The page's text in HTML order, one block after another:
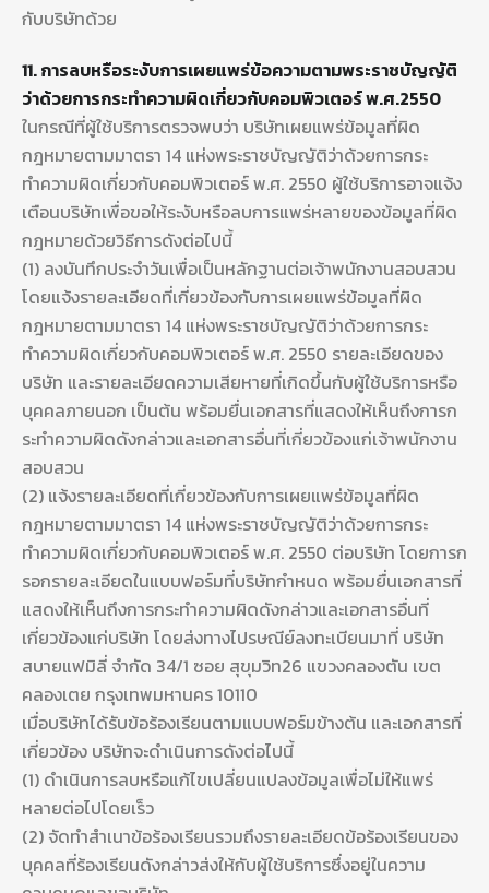
กับบริษัทด้วย
11. การลบหรือระงับการเผยแพร่ข้อความตามพระราชบัญญัติ
ว่าด้วยการกระทำความผิดเกี่ยวกับคอมพิวเตอร์ พ.ศ.2550
ในกรณีที่ผู้ใช้บริการตรวจพบว่า บริษัทเผยแพร่ข้อมูลที่ผิด
กฎหมายตามมาตรา 14 แห่งพระราชบัญญัติว่าด้วยการกระ
ทำความผิดเกี่ยวกับคอมพิวเตอร์ พ.ศ. 2550 ผู้ใช้บริการอาจแจ้ง
เตือนบริษัทเพื่อขอให้ระงับหรือลบการแพร่หลายของข้อมูลที่ผิด
กฎหมายด้วยวิธีการดังต่อไปนี้
(1) ลงบันทึกประจำวันเพื่อเป็นหลักฐานต่อเจ้าพนักงานสอบสวน
โดยแจ้งรายละเอียดที่เกี่ยวข้องกับการเผยแพร่ข้อมูลที่ผิด
กฎหมายตามมาตรา 14 แห่งพระราชบัญญัติว่าด้วยการกระ
ทำความผิดเกี่ยวกับคอมพิวเตอร์ พ.ศ. 2550 รายละเอียดของ
บริษัท และรายละเอียดความเสียหายที่เกิดขึ้นกับผู้ใช้บริการหรือ
บุคคลภายนอก เป็นต้น พร้อมยื่นเอกสารที่แสดงให้เห็นถึงการก
ระทำความผิดดังกล่าวและเอกสารอื่นที่เกี่ยวข้องแก่เจ้าพนักงาน
สอบสวน
(2) แจ้งรายละเอียดที่เกี่ยวข้องกับการเผยแพร่ข้อมูลที่ผิด
กฎหมายตามมาตรา 14 แห่งพระราชบัญญัติว่าด้วยการกระ
ทำความผิดเกี่ยวกับคอมพิวเตอร์ พ.ศ. 2550 ต่อบริษัท โดยการก
รอกรายละเอียดในแบบฟอร์มที่บริษัทกำหนด พร้อมยื่นเอกสารที่
แสดงให้เห็นถึงการกระทำความผิดดังกล่าวและเอกสารอื่นที่
เกี่ยวข้องแก่บริษัท โดยส่งทางไปรษณีย์ลงทะเบียนมาที่ บริษัท
สบายแฟมิลี่ จำกัด 34/1 ซอย สุขุมวิท26 แขวงคลองตัน เขต
คลองเตย กรุงเทพมหานคร 10110
เมื่อบริษัทได้รับข้อร้องเรียนตามแบบฟอร์มข้างต้น และเอกสารที่
เกี่ยวข้อง บริษัทจะดำเนินการดังต่อไปนี้
(1) ดำเนินการลบหรือแก้ไขเปลี่ยนแปลงข้อมูลเพื่อไม่ให้แพร่
หลายต่อไปโดยเร็ว
(2) จัดทำสำเนาข้อร้องเรียนรวมถึงรายละเอียดข้อร้องเรียนของ
บุคคลที่ร้องเรียนดังกล่าวส่งให้กับผู้ใช้บริการซึ่งอยู่ในความ